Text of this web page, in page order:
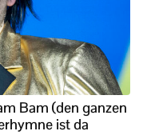
Bam (den ganzen
ist da